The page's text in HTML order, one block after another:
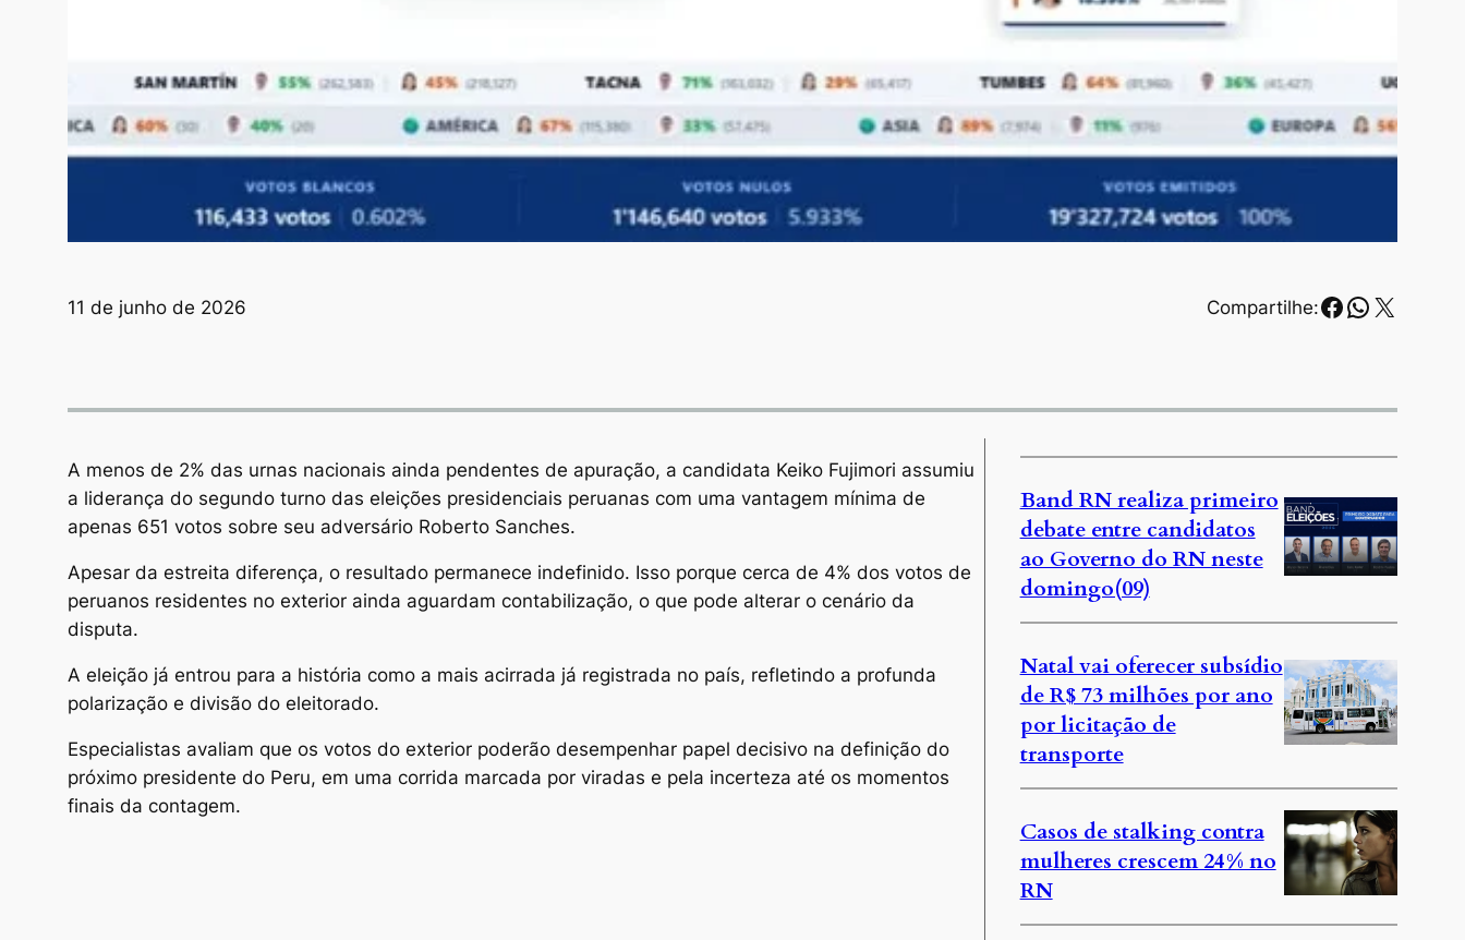
11 de junho de 2026 Compartilhe:Facebook
X
A menos de 2% das urnas nacionais ainda pendentes de apuração, a candidata Keiko Fujimori assumiu
a liderança do segundo turno das eleições presidenciais peruanas com uma vantagem mínima de
apenas 651 votos sobre seu adversário Roberto Sanches.
Apesar da estreita diferença, o resultado permanece indefinido. Isso porque cerca de 4% dos votos de
peruanos residentes no exterior ainda aguardam contabilização, o que pode alterar o cenário da
disputa.
A eleição já entrou para a história como a mais acirrada já registrada no país, refletindo a profunda
polarização e divisão do eleitorado.
Especialistas avaliam que os votos do exterior poderão desempenhar papel decisivo na definição do
próximo presidente do Peru, em uma corrida marcada por viradas e pela incerteza até os momentos
finais da contagem.
Band RN realiza primeiro
debate entre candidatos
ao Governo do RN neste
domingo(09)
Natal vai oferecer subsídio
de R$ 73 milhões por ano
por licitação de
transporte
Casos de stalking contra
mulheres crescem 24% no
RN